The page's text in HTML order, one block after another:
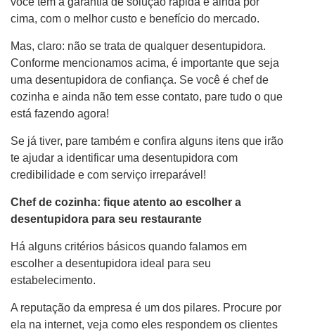
cima, com o melhor custo e benefício do mercado.
Mas, claro: não se trata de qualquer desentupidora.
Conforme mencionamos acima, é importante que seja
uma desentupidora de confiança. Se você é chef de
cozinha e ainda não tem esse contato, pare tudo o que
está fazendo agora!
Se já tiver, pare também e confira alguns itens que irão
te ajudar a identificar uma desentupidora com
credibilidade e com serviço irreparável!
Chef de cozinha: fique atento ao escolher a
desentupidora para seu restaurante
Há alguns critérios básicos quando falamos em
escolher a desentupidora ideal para seu
estabelecimento.
A reputação da empresa é um dos pilares. Procure por
ela na internet, veja como eles respondem os clientes